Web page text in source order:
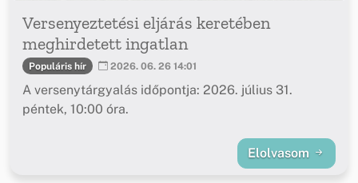
Versenyeztetési eljárás keretében
meghirdetett ingatlan
Populáris hír 2026. 06. 26 14:01
A versenytárgyalás időpontja: 2026. július 31.
péntek, 10:00 óra.
Elolvasom